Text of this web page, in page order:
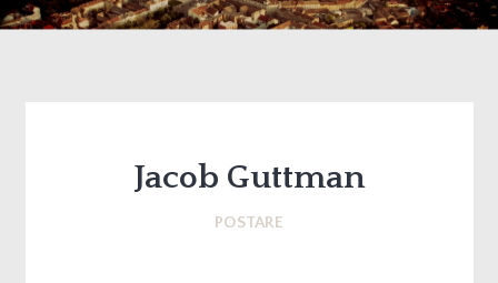
Jacob Guttman
POSTARE